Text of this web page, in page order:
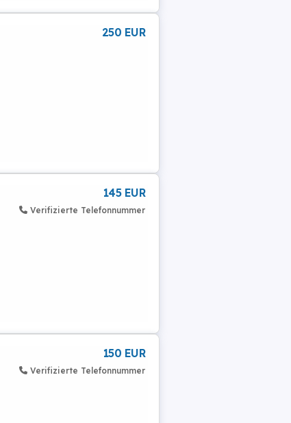
250 EUR
145 EUR
Verifizierte Telefonnummer
150 EUR
Verifizierte Telefonnummer